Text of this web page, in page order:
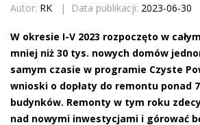
Autor: RK | Data publikacji: 2023-06-30
W okresie I-V 2023 rozpoczęto w
mniej niż 30 tys. nowych domów
samym czasie w programie Czyste
wnioski o dopłaty do remontu ponad
budynków. Remonty w tym roku
nad nowymi inwestycjami i górować